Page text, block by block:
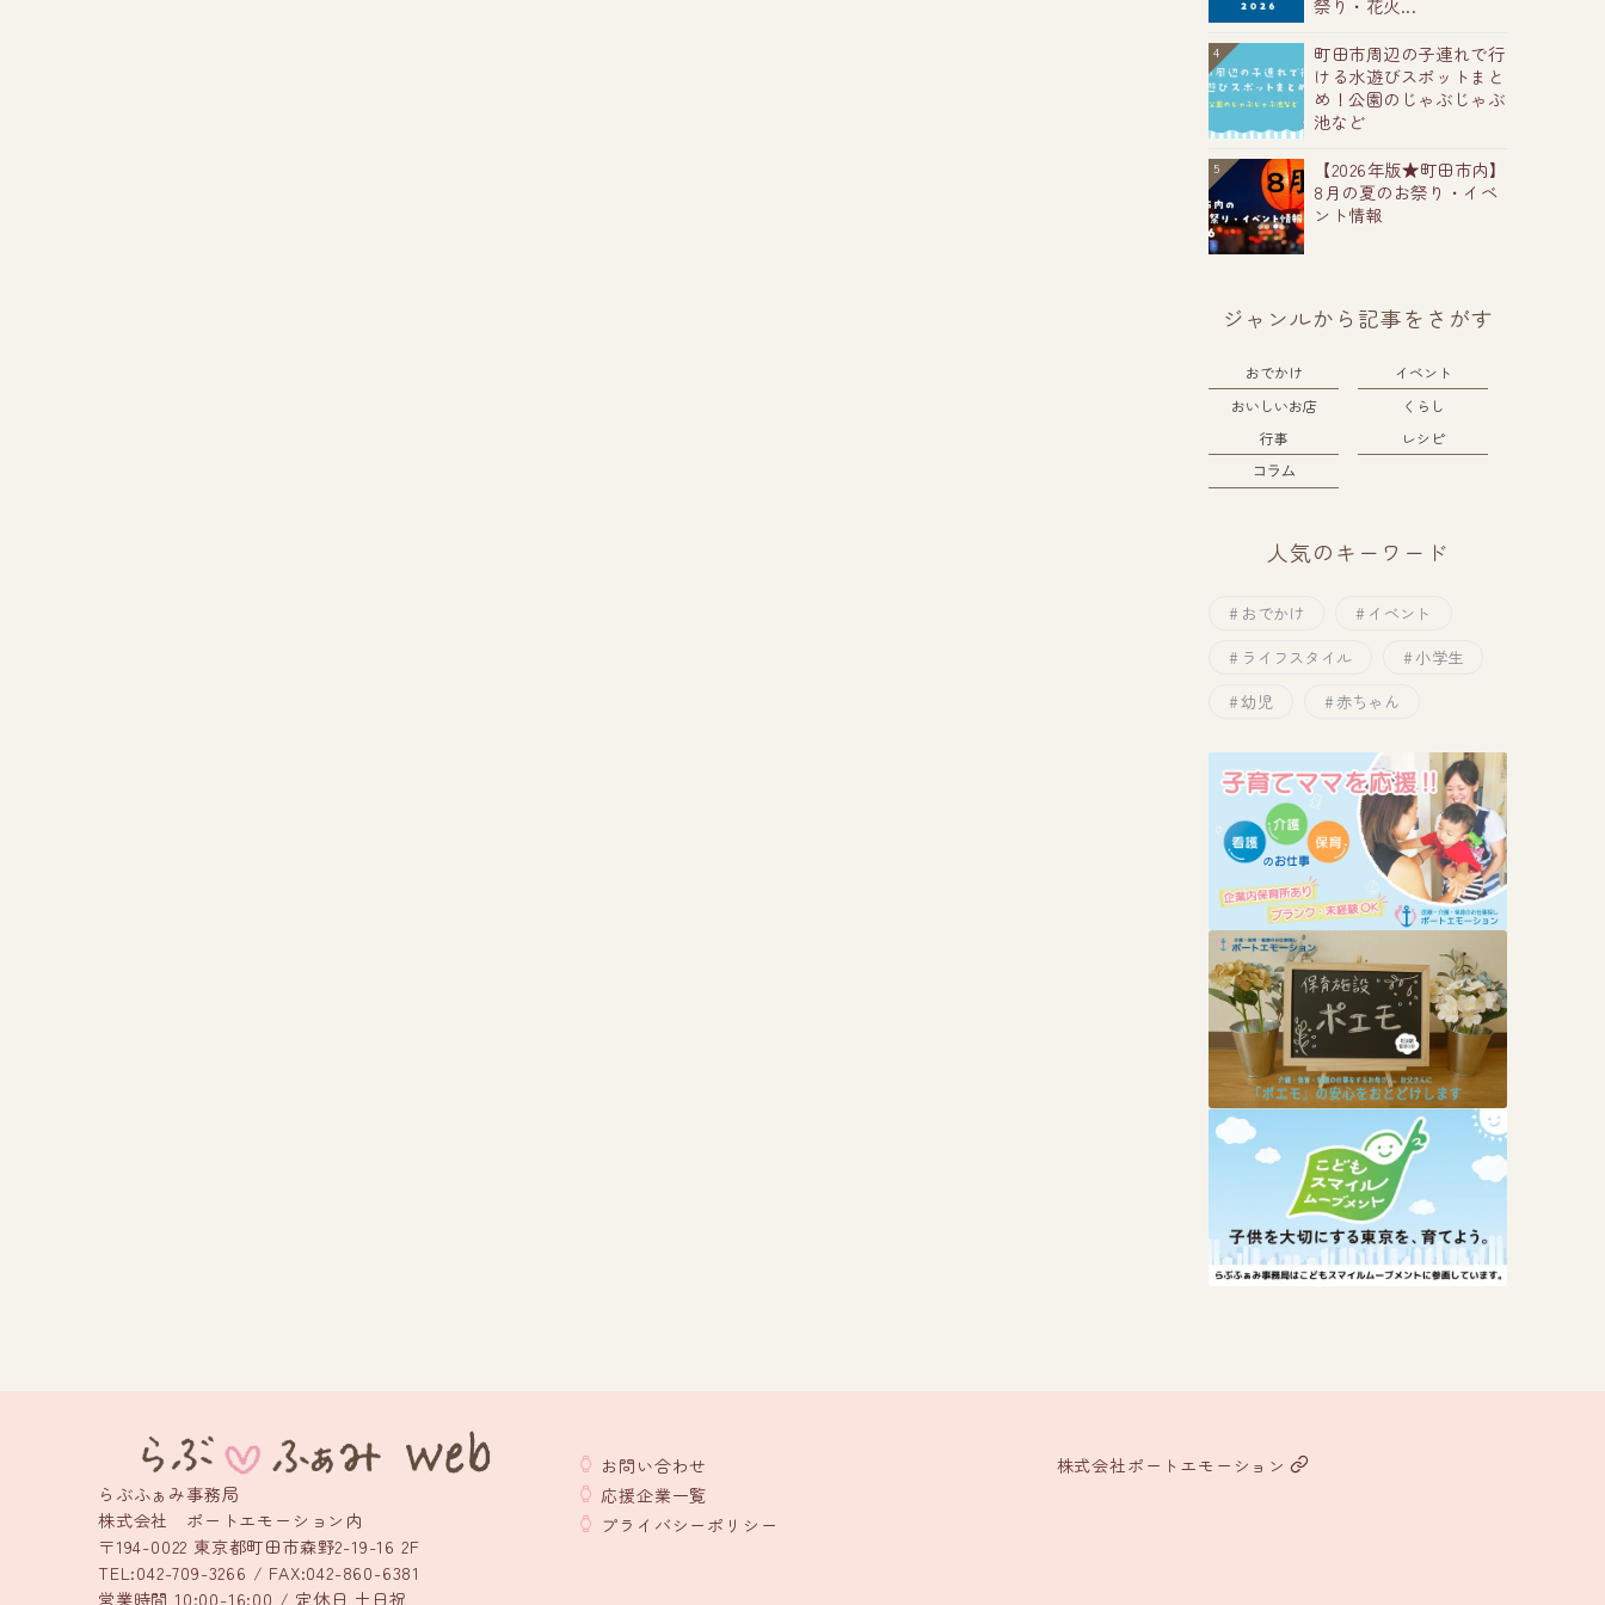
祭り・花火...
4
町田市周辺の子連れで行
ける水遊びスポットまと
め！公園のじゃぶじゃぶ
池など
5
【2026年版★町田市内】
8月の夏のお祭り・イベ
ント情報
ジャンルから記事をさがす
おでかけ
イベント
おいしいお店
くらし
行事
レシピ
コラム
人気のキーワード
おでかけ
イベント
ライフスタイル
小学生
幼児
赤ちゃん
らぶふぁみ事務局
株式会社 ポートエモーション内
〒194-0022 東京都町田市森野2-19-16 2F
TEL:042-709-3266 / FAX:042-860-6381
営業時間 10:00-16:00 / 定休日 土日祝
お問い合わせ
応援企業一覧
プライバシーポリシー
株式会社ポートエモーション